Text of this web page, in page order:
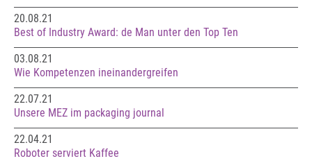
20.08.21
Best of Industry Award: de Man unter den Top Ten
03.08.21
Wie Kompetenzen ineinandergreifen
22.07.21
Unsere MEZ im packaging journal
22.04.21
Roboter serviert Kaffee